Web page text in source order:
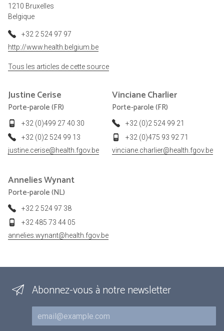
1210 Bruxelles
Belgique
+32 2 524 97 97
http://www.health.belgium.be
Tous les articles de cette source
JustineCerise
Porte-parole (FR)
+32 (0)499 27 40 30
+32 (0)2 524 99 13
justine.cerise@health.fgov.be
VincianeCharlier
Porte-parole (FR)
+32 (0)2 524 99 21
+32 (0)475 93 92 71
vinciane.charlier@health.fgov.be
AnneliesWynant
Porte-parole (NL)
+32 2 524 97 38
+32 485 73 44 05
annelies.wynant@health.fgov.be
Abonnez-vous à notre newsletter
Courriel